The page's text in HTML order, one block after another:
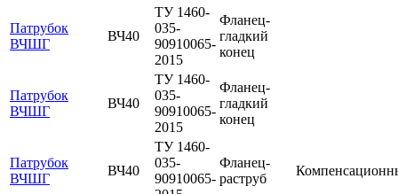
Патрубок
ВЧШГ
ВЧ40
ТУ 1460-
035-
90910065-
2015
Фланец-
гладкий
конец
Патрубок
ВЧШГ
ВЧ40
ТУ 1460-
035-
90910065-
2015
Фланец-
гладкий
конец
Патрубок
ВЧШГ
ВЧ40
ТУ 1460-
035-
90910065-
Фланец-
раструб